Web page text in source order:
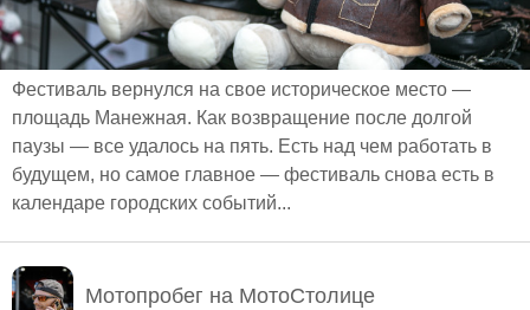
21:00- Закрытие фестиваля
22:00 - Окончание мероприятия
ЗОНА МОТО-ТРИАЛ, ШАР СМЕЛОСТИ. Целый
день с 12:00 до 22:00 работают площадки:
КАСТОМ зона, Выставка ретро мотоциклов, Зона
демонстрационных заездов, площадка КЛУБОВ и
МОТООБЬЕДИНЕНИЙ, ДЕТСКАЯ зона,
МОТОИМИДЖ
Фестиваль вернулся на свое историческое место —
площадь Манежная. Как возвращение после долгой
паузы — все удалось на пять. Есть над чем работать в
будущем, но самое главное — фестиваль снова есть в
календаре городских событий...
Мотопробег на МотоСтолице